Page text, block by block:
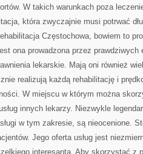
W takich warunkach poza
która zwyczajnie musi potrwać
Częstochowa, bowiem to
ona prowadzona przez prawdziwych
lekarskie. Mają oni również
realizują każdą rehabilitację i
W miejscu w którym można
innych lekarzy. Niezwykle
w tym zakresie, są nieocenione.
Jego oferta usług jest
interesanta. Aby skorzystać z